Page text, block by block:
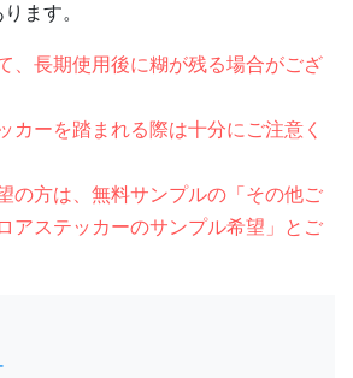
ます。
、長期使用後に糊が残る場合がござ
カーを踏まれる際は十分にご注意く
の方は、無料サンプルの「その他ご
アステッカーのサンプル希望」とご